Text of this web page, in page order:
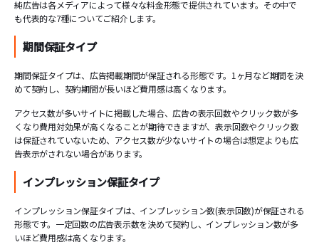
純広告は各メディアによって様々な料金形態で提供されています。その中で
も代表的な7種についてご紹介します。
期間保証タイプ
期間保証タイプは、広告掲載期間が保証される形態です。1ヶ月など期間を決
めて契約し、契約期間が長いほど費用感は高くなります。
アクセス数が多いサイトに掲載した場合、広告の表示回数やクリック数が多
くなり費用対効果が高くなることが期待できますが、表示回数やクリック数
は保証されていないため、アクセス数が少ないサイトの場合は想定よりも広
告表示がされない場合があります。
インプレッション保証タイプ
インプレッション保証タイプは、インプレッション数(表示回数)が保証される
形態です。一定回数の広告表示数を決めて契約し、インプレッション数が多
いほど費用感は高くなります。